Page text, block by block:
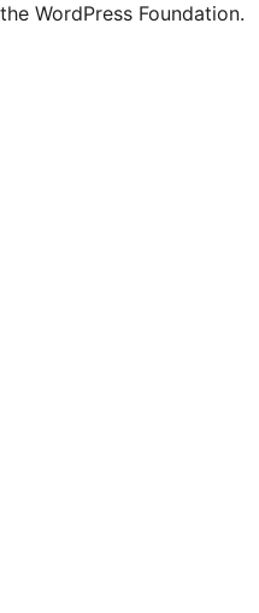
the WordPress Foundation.